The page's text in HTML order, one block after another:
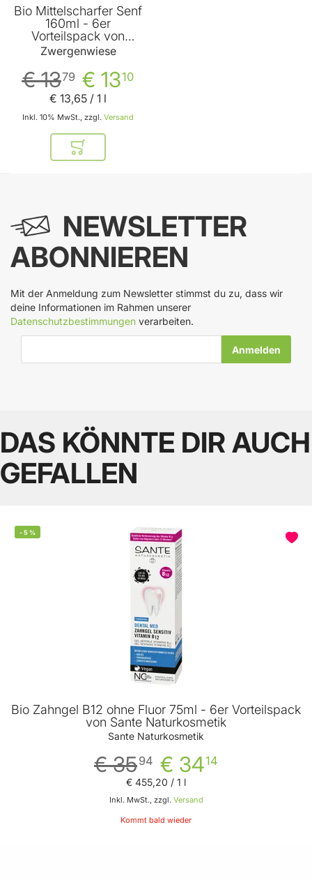
Bio Mittelscharfer Senf
160ml - 6er
Vorteilspack von
Zwergenwiese
Zwergenwiese
€ 1310
€ 1379
Inkl. 10% MwSt., zzgl. Versand
€ 13,65 / 1 l
In den Warenkorb
NEWSLETTER
ABONNIEREN
Mit der Anmeldung zum Newsletter stimmst du zu, dass wir
deine Informationen im Rahmen unserer
Datenschutzbestimmungen verarbeiten.
DAS KÖNNTE DIR AUCH
GEFALLEN
-5 %
Bio Zahngel B12 ohne Fluor 75ml - 6er Vorteilspack
von Sante Naturkosmetik
Sante Naturkosmetik
€ 3414
€ 3594
Inkl. MwSt., zzgl. Versand
€ 455,20 / 1 l
Kommt bald wieder